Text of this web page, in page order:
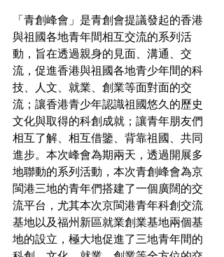
「青創峰會」是青創會提議發起的香港
與祖國各地青年間相互交流的系列活
動，旨在透過親身的見面、溝通、交
流，促進香港與祖國各地青少年間的科
技、人文、就業、創業等面對面的交
流；讓香港青少年認識祖國悠久的歷史
文化與取得的科創成就；讓青年朋友們
相互了解、相互借鑒、背靠祖國、共同
進步。本次峰會為期兩天，透過開展多
地聯動的系列活動，本次青創峰會為京
閩港三地的青年們搭建了一個廣闊的交
流平台，尤其本次京閩港青年科創交流
基地以及福州新區就業創業基地兩個基
地的設立，極大地促進了三地青年間的